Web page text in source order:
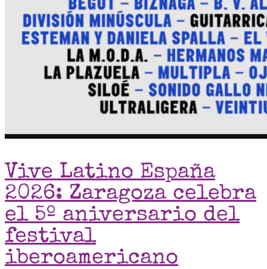
Vive Latino España
2026: Zaragoza celebra
el 5º aniversario del
festival
iberoamericano